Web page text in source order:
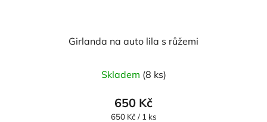
Girlanda na auto lila s růžemi
hodnocení
produktu
je
Skladem (8 ks)
650 Kč
Měrná
650 Kč / 1 ks